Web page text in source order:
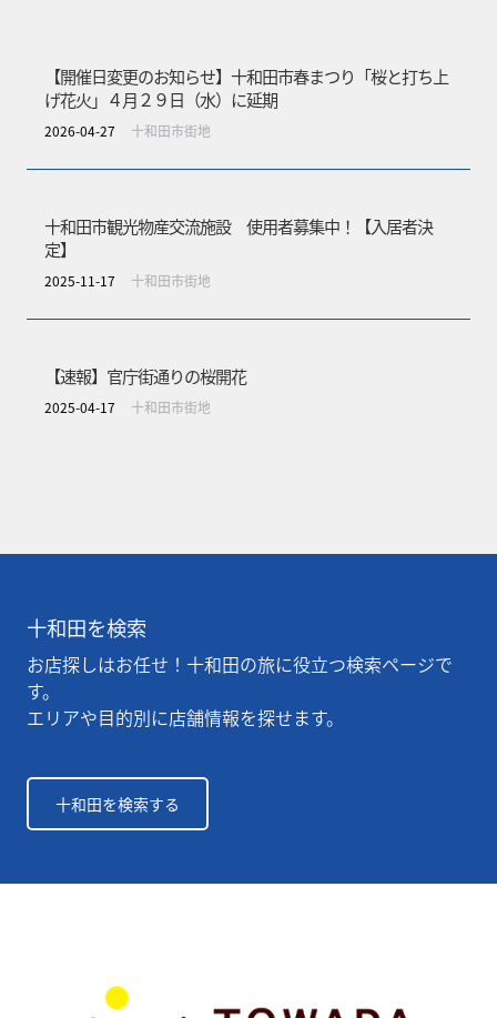
【開催日変更のお知らせ】十和田市春まつり「桜と打ち上
げ花火」４月２９日（水）に延期
2026-04-27 十和田市街地
十和田市観光物産交流施設 使用者募集中！【入居者決
定】
2025-11-17 十和田市街地
【速報】官庁街通りの桜開花
2025-04-17 十和田市街地
十和田を検索
お店探しはお任せ！十和田の旅に役立つ検索ページで
す。
エリアや目的別に店舗情報を探せます。
十和田を検索する